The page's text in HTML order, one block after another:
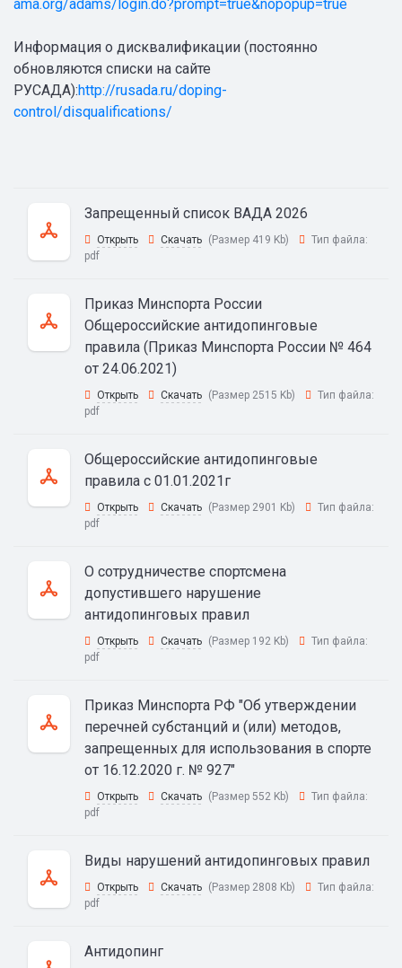
ama.org/adams/login.do?prompt=true&nopopup=true
Информация о дисквалификации (постоянно
обновляются списки на сайте
РУСАДА):http://rusada.ru/doping-
control/disqualifications/
Запрещенный список ВАДА 2026
Открыть Скачать (Размер 419 Kb)
Тип файла:
pdf
Приказ Минспорта России
Общероссийские антидопинговые
правила (Приказ Минспорта России № 464
от 24.06.2021)
Открыть Скачать (Размер 2515 Kb)
Тип файла:
pdf
Общероссийские антидопинговые
правила с 01.01.2021г
Открыть Скачать (Размер 2901 Kb)
Тип файла:
pdf
О сотрудничестве спортсмена
допустившего нарушение
антидопинговых правил
Открыть Скачать (Размер 192 Kb)
Тип файла:
pdf
Приказ Минспорта РФ "Об утверждении
перечней субстанций и (или) методов,
запрещенных для использования в спорте
от 16.12.2020 г. № 927"
Открыть Скачать (Размер 552 Kb)
Тип файла:
pdf
Виды нарушений антидопинговых правил
Открыть Скачать (Размер 2808 Kb)
Тип файла:
pdf
Антидопинг